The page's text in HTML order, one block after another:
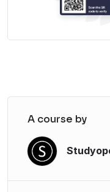
A course by